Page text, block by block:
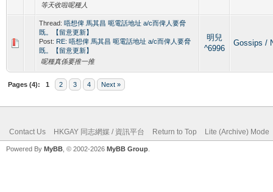
等天收啦呢種人
Thread: 唔想俾 馬其昌 呃電話地址 a/c而俾人要脅
既。【留意更新】
Post: RE: 唔想俾 馬其昌 呃電話地址 a/c而俾人要脅
既。【留意更新】
呢種真係要推一推
明兒
^6996
Gossips /
Pages (4): 1 2 3 4 Next »
Contact Us HKGAY 同志網媒 / 資訊平台 Return to Top Lite (Archive) Mode
Powered By MyBB , © 2002-2026 MyBB Group